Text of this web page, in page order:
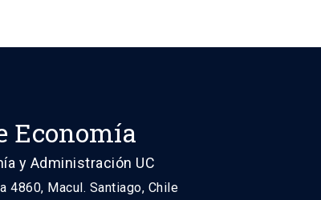
Economía
y Administración UC
4860, Macul. Santiago, Chile